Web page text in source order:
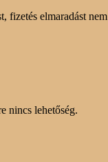
fizetés elmaradást
nincs lehetőség.